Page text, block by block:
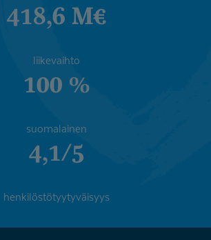
418,6 M€
liikevaihto
100 %
suomalainen
4,1/5
henkilöstötyytyväisyys